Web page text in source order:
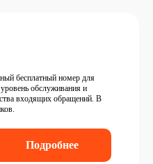
бесплатный номер для
обслуживания и
входящих обращений. В
Подробнее